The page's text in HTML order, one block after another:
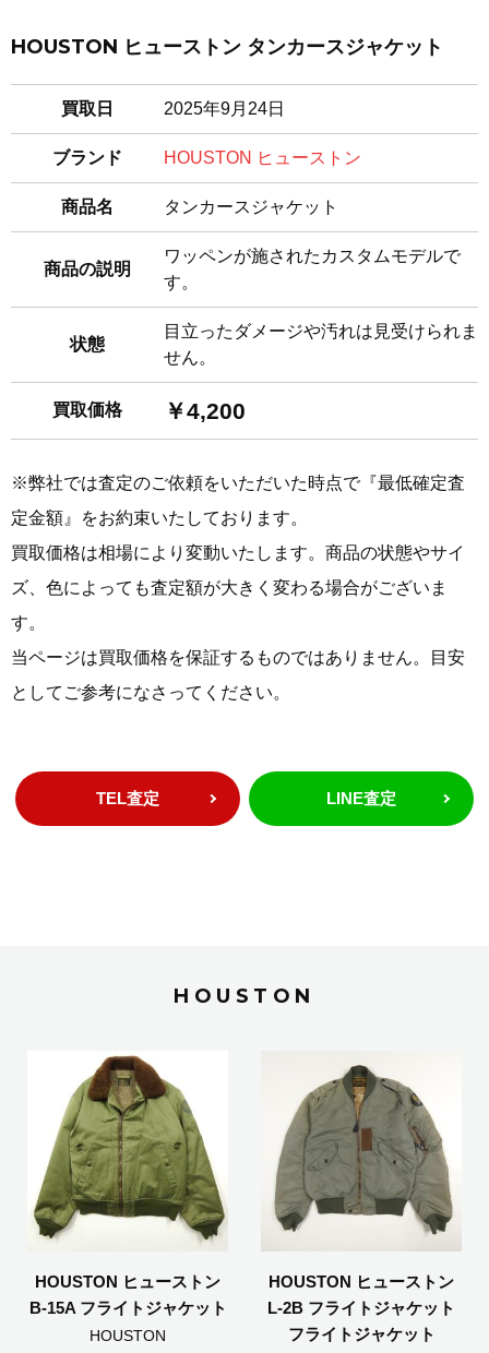
HOUSTON ヒューストン タンカースジャケット
買取日 2025年9月24日
ブランド HOUSTON ヒューストン
商品名 タンカースジャケット
商品の説明
ワッペンが施されたカスタムモデルで
す。
状態
目立ったダメージや汚れは見受けられま
せん。
買取価格 ￥4,200
※弊社では査定のご依頼をいただいた時点で『最低確定査
定金額』をお約束いたしております。
買取価格は相場により変動いたします。商品の状態やサイ
ズ、色によっても査定額が大きく変わる場合がございま
す。
当ページは買取価格を保証するものではありません。目安
としてご参考になさってください。
TEL査定 LINE査定
HOUSTON
HOUSTON ヒューストン
B-15A フライトジャケット
HOUSTON
HOUSTON ヒューストン
L-2B フライトジャケット
フライトジャケット